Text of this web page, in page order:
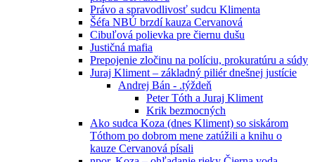
Právo a spravodlivosť sudcu Klimenta
Šéfa NBÚ brzdí kauza Cervanová
Cibuľová polievka pre čiernu dušu
Justičná mafia
Prepojenie zločinu na políciu, prokuratúru a súdy
Juraj Kliment – základný piliér dnešnej justície
Andrej Bán - .týždeň
Peter Tóth a Juraj Kliment
Krik bezmocných
Ako sudca Koza (dnes Kliment) so siskárom
Tóthom po dobrom mene zatúžili a knihu o
kauze Cervanová písali